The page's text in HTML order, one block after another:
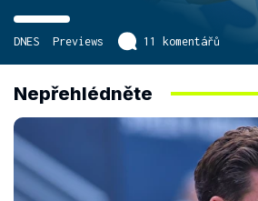
DNES Previews 11 komentářů
Nepřehlédněte